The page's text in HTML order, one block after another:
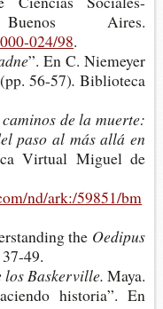
Aires.
024/98.
”. En C. Nie­me­yer
(pp. 56-57).Biblio­te­ca
de la muer­te:
paso al más allá en
Vir­tual Miguel de
nd/ark:/59851/bm
the Oedi­pus
49.
los Baskerville. Maya.
his­to­ria”. En